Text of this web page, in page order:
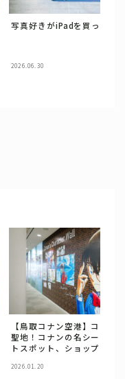
写真好きがiPadを買った理
2026.06.30
【鳥取コナン空港】コナン
聖地！コナンの名シーン再
トスポット、ショップなど
2026.01.20